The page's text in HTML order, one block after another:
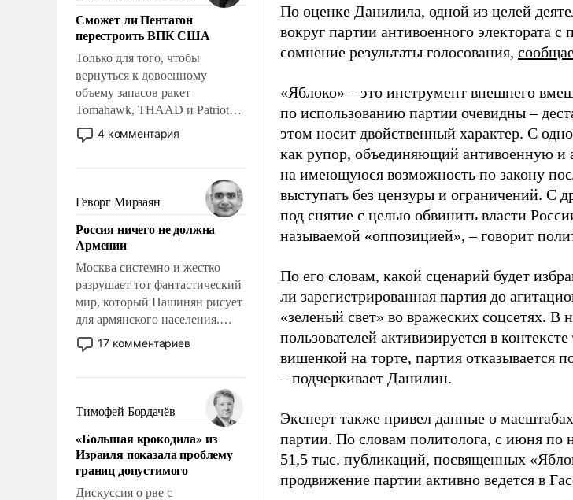
Сможет ли Пентагон
перестроить ВПК США
Только для того, чтобы
вернуться к довоенному
объему запасов ракет
Tomahawk, THAAD и Patriot
США потребуется более трех
лет. Даже небольшая война с
Сложившаяся ситуация
означает многолетний период
уязвимости США, например,
перед Китаем.
4 комментария
Геворг Мирзаян
Россия ничего не должна
Армении
Москва системно и жестко
разрушает тот фантастический
мир, который Пашинян рисует
для армянского населения.
Мир, где политические
прожекты будут безусловно
налогоплательщиков и где
Еревану за свои поступки не
нужно отвечать.
17 комментариев
Тимофей Бордачёв
«Большая крокодила» из
Израиля показала проблему
границ допустимого
Дискуссия о рве с
По оценке Данилила, одной из целей
вокруг партии антивоенного электората
сомнение результаты голосования,
«Яблоко» – это инструмент внешнего
по использованию партии очевидны –
этом носит двойственный характер. С
как рупор, объединяющий антивоенную и
на имеющуюся возможность по закону
выступать без цензуры и ограничений. С
под снятие с целью обвинить власти
называемой «оппозицией», – говорит
По его словам, какой сценарий будет
ли зарегистрированная партия до
«зеленый свет» во вражеских соцсетях. В
пользователей активизируется в
вишенкой на торте, партия отказывается
– подчеркивает Данилин.
Эксперт также привел данные о
партии. По словам политолога, с июня по
51,5 тыс. публикаций, посвященных
продвижение партии активно ведется в